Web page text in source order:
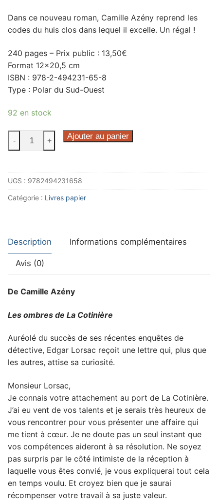
Dans ce nouveau roman, Camille Azény reprend les
codes du huis clos dans lequel il excelle. Un régal !
240 pages – Prix public : 13,50€
Format 12×20,5 cm
ISBN : 978-2-494231-65-8
Type : Polar du Sud-Ouest
92 en stock
quantité
de
de
La
- + Ajouter au panier
UGS : 9782494231658
Catégorie : Livres papier
Description Informations complémentaires
Avis (0)
De Camille Azény
Les ombres de La Cotinière
Auréolé du succès de ses récentes enquêtes de
détective, Edgar Lorsac reçoit une lettre qui, plus que
les autres, attise sa curiosité.
Monsieur Lorsac,
Je connais votre attachement au port de La Cotinière.
J’ai eu vent de vos talents et je serais très heureux de
vous rencontrer pour vous présenter une affaire qui
me tient à cœur. Je ne doute pas un seul instant que
vos compétences aideront à sa résolution. Ne soyez
pas surpris par le côté intimiste de la réception à
laquelle vous êtes convié, je vous expliquerai tout cela
en temps voulu. Et croyez bien que je saurai
récompenser votre travail à sa juste valeur.